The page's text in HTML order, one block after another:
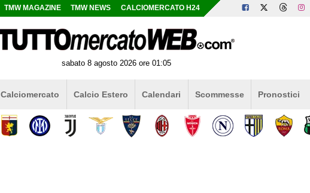
TMW MAGAZINE TMW NEWS CALCIOMERCATO H24
sabato 8 agosto 2026 ore 01:05
Calciomercato Calcio Estero Calendari Scommesse Pronostici